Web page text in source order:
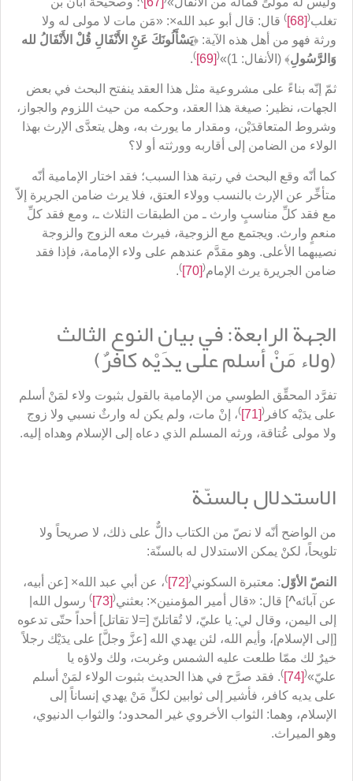
تغلب(
[68]
) قال: قال أبو عبد الله×: «مَن مات لا مولى له ولا
ورثة فهو من أهل هذه الآية: ﴿يَسْأَلُونَكَ عَنِْ الأَنْفَالِ قُلْ الأَنْفَالُ لله
وَالرَّسُولِ﴾ (الأنفال: 1)» (
[69]
)
.
ثمّ إنّه بناءً على مشروعية مثل هذا العقد ينفتح البحث في بعض
الجهات، نظير: صيغة هذا العقد، وحكمه من حيث اللزوم والجواز،
وشروط المتعاقدَيْن، ومقدار ما يورث به، وهل يتعدَّى الإرث بهذا
الولاء من الضامن إلى أقاربه وورثته أو لا؟
كما أنّه وقع البحث في رتبة هذا السبب؛ فقد اختار الإمامية أنّه
متأخِّر عن الإرث بالنسب وولاء العتق، فلا يرث ضامن الجريرة إلاّ
مع فقد كلِّ مناسبٍ وارث ـ من الطبقات الثلاث ـ، ومع فقد كلِّ
منعمٍ وارث. ويجتمع مع الزوجية، فيرث معه الزوج والزوجة
نصيبهما الأعلى. وهو مقدَّم عندهم على ولاء الإمامة، فإذا فقد
ضامن الجريرة يرث الإمام(
[70]
)
.
الجهة الرابعة: في بيان النوع الثالث
(ولاء مَنْ أسلم على يدَيْه كافرٌ)
تفرَّد المحقِّق الطوسي من الإمامية بالقول بثبوت ولاء لمَنْ أسلم
على يدَيْه كافر (
[71]
)، إنْ مات، ولم يكن له وارثٌ نسبي ولا زوج
ولا مولى عُتاقة، ورثه المسلم الذي دعاه إلى الإسلام وهداه إليه.
الاستدلال بالسنّة
من الواضح أنّه لا نصّ من الكتاب دالٌّ على ذلك، لا صريحاً ولا
تلويحاً، لكنْ يمكن الاستدلال له بالسنّة:
النصّ الأوّل: معتبرة السكوني(
[72]
)، عن أبي عبد الله× [عن أبيه،
عن آبائه^] قال: «قال أمير المؤمنين×: بعثني(
[73]
) رسول الله|
إلى اليمن، وقال لي: يا عليّ، لا تُقاتلنّ [=لا تقاتل] أحداً حتّى تدعوه
[إلى الإسلام]، وأيم الله، لئن يهدي الله [عزَّ وجلَّ] على يدَيْك رجلاً
خيرٌ لك ممّا طلعت عليه الشمس وغربت، ولك ولاؤه يا
عليّ»(
[74]
). فقد صرَّح في هذا الحديث بثبوت الولاء لمَنْ أسلم
على يديه كافر، فأشير إلى ثوابين لكلِّ مَنْ يهدي إنساناً إلى
الإسلام، وهما: الثواب الأخروي غير المحدود؛ والثواب الدنيوي،
وهو الميراث.